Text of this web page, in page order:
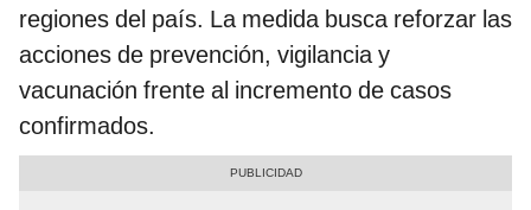
regiones del país. La medida busca reforzar las
acciones de prevención, vigilancia y
vacunación frente al incremento de casos
confirmados.